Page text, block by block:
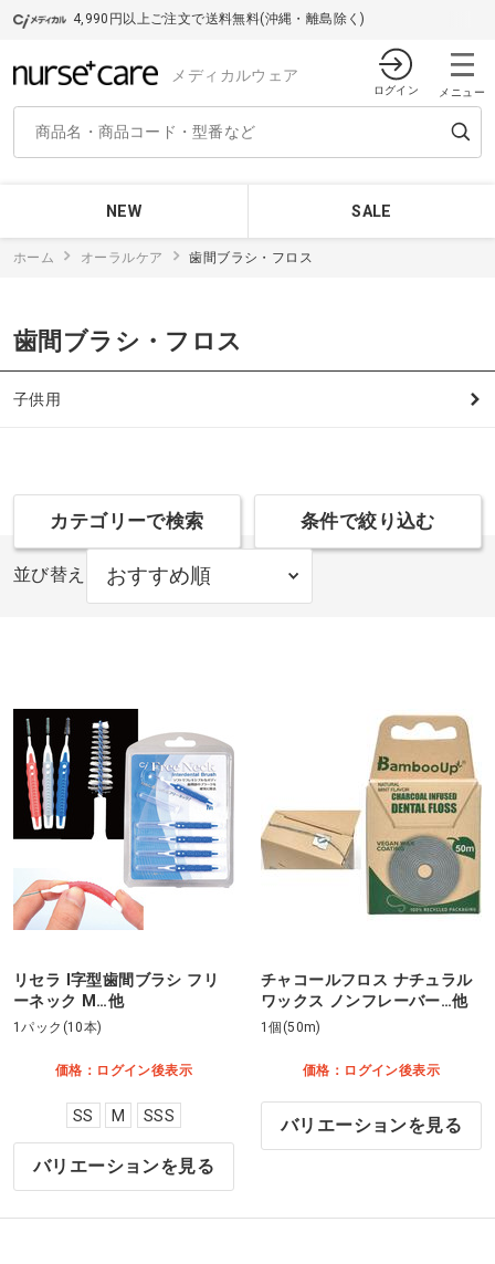
4,990円以上ご注文で送料無料(沖縄・離島除く)
メディカルウェア
ログイン メニュー
NEW SALE
ホーム オーラルケア 歯間ブラシ・フロス
歯間ブラシ・フロス
子供用
カテゴリーで検索 条件で絞り込む
並び替え
リセラ I字型歯間ブラシ フリ
ーネック M…他
1パック(10本)
価格：ログイン後表示
SS M SSS
バリエーションを見る
チャコールフロス ナチュラル
ワックス ノンフレーバー…他
1個(50m)
価格：ログイン後表示
バリエーションを見る